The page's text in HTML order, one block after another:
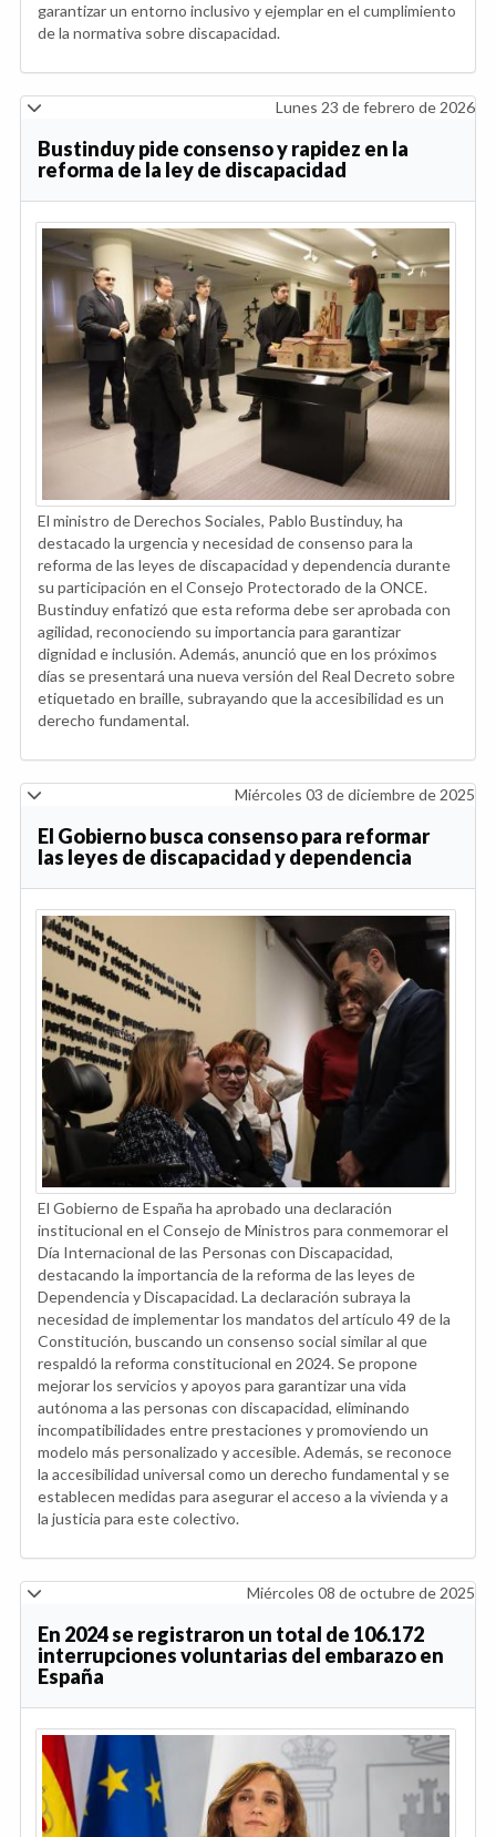
garantizar un entorno inclusivo y ejemplar en el cumplimiento
de la normativa sobre discapacidad.
Lunes 23 de febrero de 2026
Bustinduy pide consenso y rapidez en la
reforma de la ley de discapacidad
El ministro de Derechos Sociales, Pablo Bustinduy, ha
destacado la urgencia y necesidad de consenso para la
reforma de las leyes de discapacidad y dependencia durante
su participación en el Consejo Protectorado de la ONCE.
Bustinduy enfatizó que esta reforma debe ser aprobada con
agilidad, reconociendo su importancia para garantizar
dignidad e inclusión. Además, anunció que en los próximos
días se presentará una nueva versión del Real Decreto sobre
etiquetado en braille, subrayando que la accesibilidad es un
derecho fundamental.
Miércoles 03 de diciembre de 2025
El Gobierno busca consenso para reformar
las leyes de discapacidad y dependencia
El Gobierno de España ha aprobado una declaración
institucional en el Consejo de Ministros para conmemorar el
Día Internacional de las Personas con Discapacidad,
destacando la importancia de la reforma de las leyes de
Dependencia y Discapacidad. La declaración subraya la
necesidad de implementar los mandatos del artículo 49 de la
Constitución, buscando un consenso social similar al que
respaldó la reforma constitucional en 2024. Se propone
mejorar los servicios y apoyos para garantizar una vida
autónoma a las personas con discapacidad, eliminando
incompatibilidades entre prestaciones y promoviendo un
modelo más personalizado y accesible. Además, se reconoce
la accesibilidad universal como un derecho fundamental y se
establecen medidas para asegurar el acceso a la vivienda y a
la justicia para este colectivo.
Miércoles 08 de octubre de 2025
En 2024 se registraron un total de 106.172
interrupciones voluntarias del embarazo en
España